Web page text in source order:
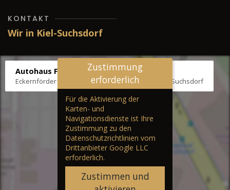
KONTAKT
Wir in Kiel-Suchsdorf
Autohaus Fräter
Eckernförder Str. /Klausbrooker Weg 1, 24107 Kiel-Suchsdorf
Zustimmung
erforderlich
Für die Aktivierung der
Karten- und
Navigationsdienste ist Ihre
Zustimmung zu den
Datenschutzrichtlinien vom
Drittanbieter Google LLC
erforderlich.
Zustimmen und